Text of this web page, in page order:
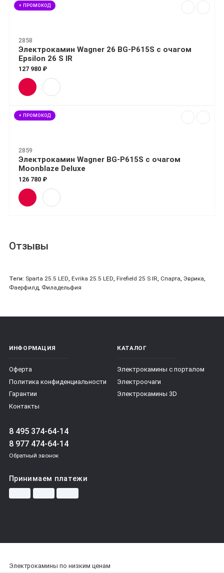
+ ПРОМОКОД
2858
Электрокамин Wagner 26 BG-P615S с очагом
Epsilon 26 S IR
127 980 ₽
+ ПРОМОКОД
2859
Электрокамин Wagner BG-P615S с очагом
Moonblaze Deluxe
126 780 ₽
Отзывы
Теги: Sparta 25.5 LED, Evrika 25.5 LED, Firefield 25 S IR, Спарта, Эврика,
Фаерфилд, Филадельфия
ИНФОРМАЦИЯ
Оферта
Политика конфиденциальности
Гарантии
Контакты
КАТАЛОГ
Электрокамины с порталом
Электроочаги
Электрокамины 3D
8 495 374-64-14
8 977 474-64-14
Обратный звонок
Принимаем платежи
Электрокамины по низким ценам